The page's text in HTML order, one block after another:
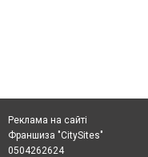
Реклама на сайті
Франшиза "CitySites"
0504262624